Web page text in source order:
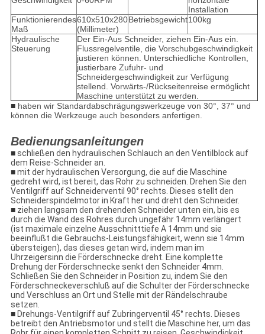
Installation
Funktionierendes
Maß
610x510x280
(Millimeter)
Betriebsgewicht100kg
Hydraulische
Steuerung
Der Ein-Aus Schneider, ziehen Ein-Aus ein.
Flussregelventile, die Vorschubgeschwindigkeit
justieren können. Unterschiedliche Kontrollen,
justierbare Zufuhr- und
Schneidergeschwindigkeit zur Verfügung
stellend. Vorwärts-/Rückseitenreise ermöglicht
Maschine unterstützt zu werden.
■haben wir Standardabschrägungswerkzeuge von 30°, 37° und
können die Werkzeuge auch besonders anfertigen.
Bedienungsanleitungen
■schließen den hydraulischen Schlauch an den Ventilblock auf
dem Reise-Schneider an.
■mit der hydraulischen Versorgung, die auf die Maschine
gedreht wird, ist bereit, das Rohr zu schneiden. Drehen Sie den
Ventilgriff auf Schneiderventil 90° rechts. Dieses stellt den
Schneiderspindelmotor in Kraft her und dreht den Schneider.
■ziehen langsam den drehenden Schneider unten ein, bis es
durch die Wand des Rohres durch ungefähr 14mm verlängert
(ist maximale einzelne Ausschnitttiefe A 14mm und sie
beeinflußt die Gebrauchs-Leistungsfähigkeit, wenn sie 14mm
übersteigen), das dieses getan wird, indem man im
Uhrzeigersinn die Förderschnecke dreht. Eine komplette
Drehung der Förderschnecke senkt den Schneider 4mm.
Schließen Sie den Schneider in Position zu, indem Sie den
Förderschneckeverschluß auf die Schulter der Förderschnecke
und Verschluss an Ort und Stelle mit der Rändelschraube
setzen.
■Drehungs-Ventilgriff auf Zubringerventil 45° rechts. Dieses
betreibt den Antriebsmotor und stellt die Maschine her, um das